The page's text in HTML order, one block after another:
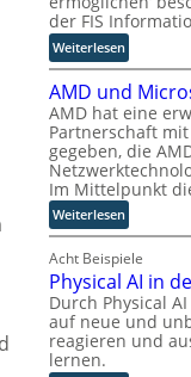
m
s
e
n
R
o
t
e
r
-
H
e
r
s
e
l
l
e
u
n
d
w
e
l
c
h
e
R
o
l
e
e
i
n
M
der FIS
Weiterlesen:
I
n
d
u
s
t
r
i
a
l
A
I
i
n
S
AMD und
AMD hat eine
Partnerschaft
gegeben, die
Im Mittelpunkt
Weiterlesen:
A
M
D
u
n
d
Acht Beispiele
Physical AI in
Durch Physical
auf neue und
reagieren und
lernen.